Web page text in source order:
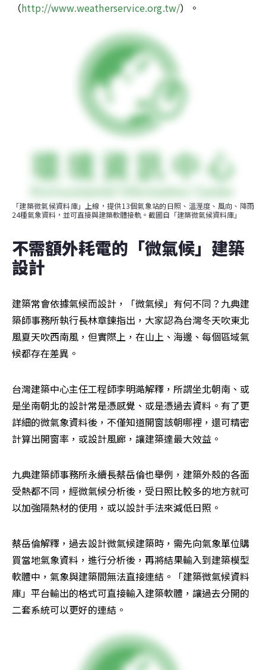
（http://www.weatherservice.org.tw/）。
「建築微氣候資料庫」上線，提供13個氣象站的日照、溫溼度、風向、降雨
24種氣象資料，並可直接與建築軟體接軌。截圖自「建築微氣候資料庫」
不需額外耗電的「微氣候」建築
設計
建築常會依據氣候而設計，「微氣候」有何不同？九典建
築師事務所執行長林章鍊指出，大家認為台灣冬天吹東北
風夏天吹西南風，但實際上，在山上、海邊、每個區域氣
候都存在差異。
台灣建築中心主任工程師李明澔解釋，所謂坐北朝南、或
是坐南朝北的設計常是憑感覺、或是憑過去資料。有了更
詳細的微氣象資料後，不僅知道開窗該朝哪裡，還可精密
計算出開窗率，或設計風廊，讓建築達最大效益。
九典建築師事務所永續長蔡岳倫也舉例，建築外殼的各面
受熱都不同，經微氣候分析後，受日照比較多的地方就可
以加強隔熱材的使用，或以設計手法來減低日照。
蔡岳倫解釋，過去設計微氣候建築時，需先向氣象單位購
買當地氣象資料，進行分析後，再將結果輸入到建築模型
軟體中，氣象與建築間無法直接連結。「建築微氣候資料
庫」平台輸出的格式可直接輸入建築軟體，讓過去分開的
二套系統可以更好的連結。